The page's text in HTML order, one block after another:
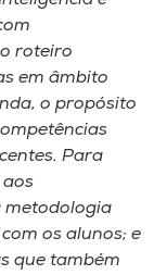
roteiro
em âmbito
o propósito
Para
metodologia
os alunos; e
que também